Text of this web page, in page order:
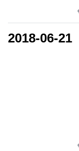
2018-06-21